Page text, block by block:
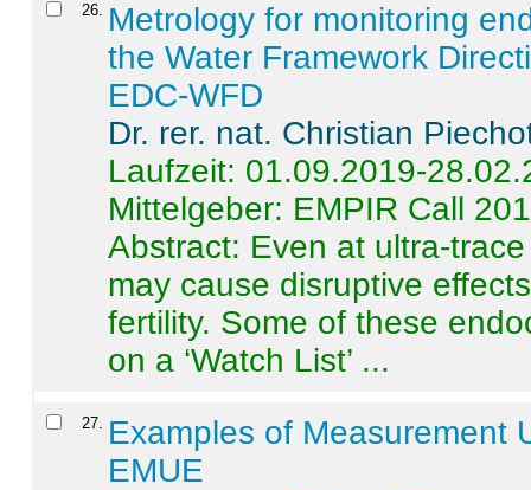
26. Metrology for monitoring
the Water Framework
EDC-WFD
Dr. rer. nat. Christian
Laufzeit: 01.09.2019-
Mittelgeber: EMPIR Call
Abstract: Even at ultra-
may cause disruptive
fertility. Some of these
on a ‘Watch List’ ...
27. Examples of Measurement
EMUE